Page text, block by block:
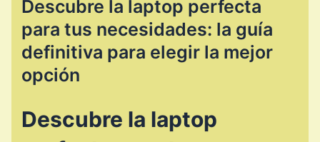
Descubre la laptop perfecta
para tus necesidades: la guía
definitiva para elegir la mejor
opción
Descubre la laptop